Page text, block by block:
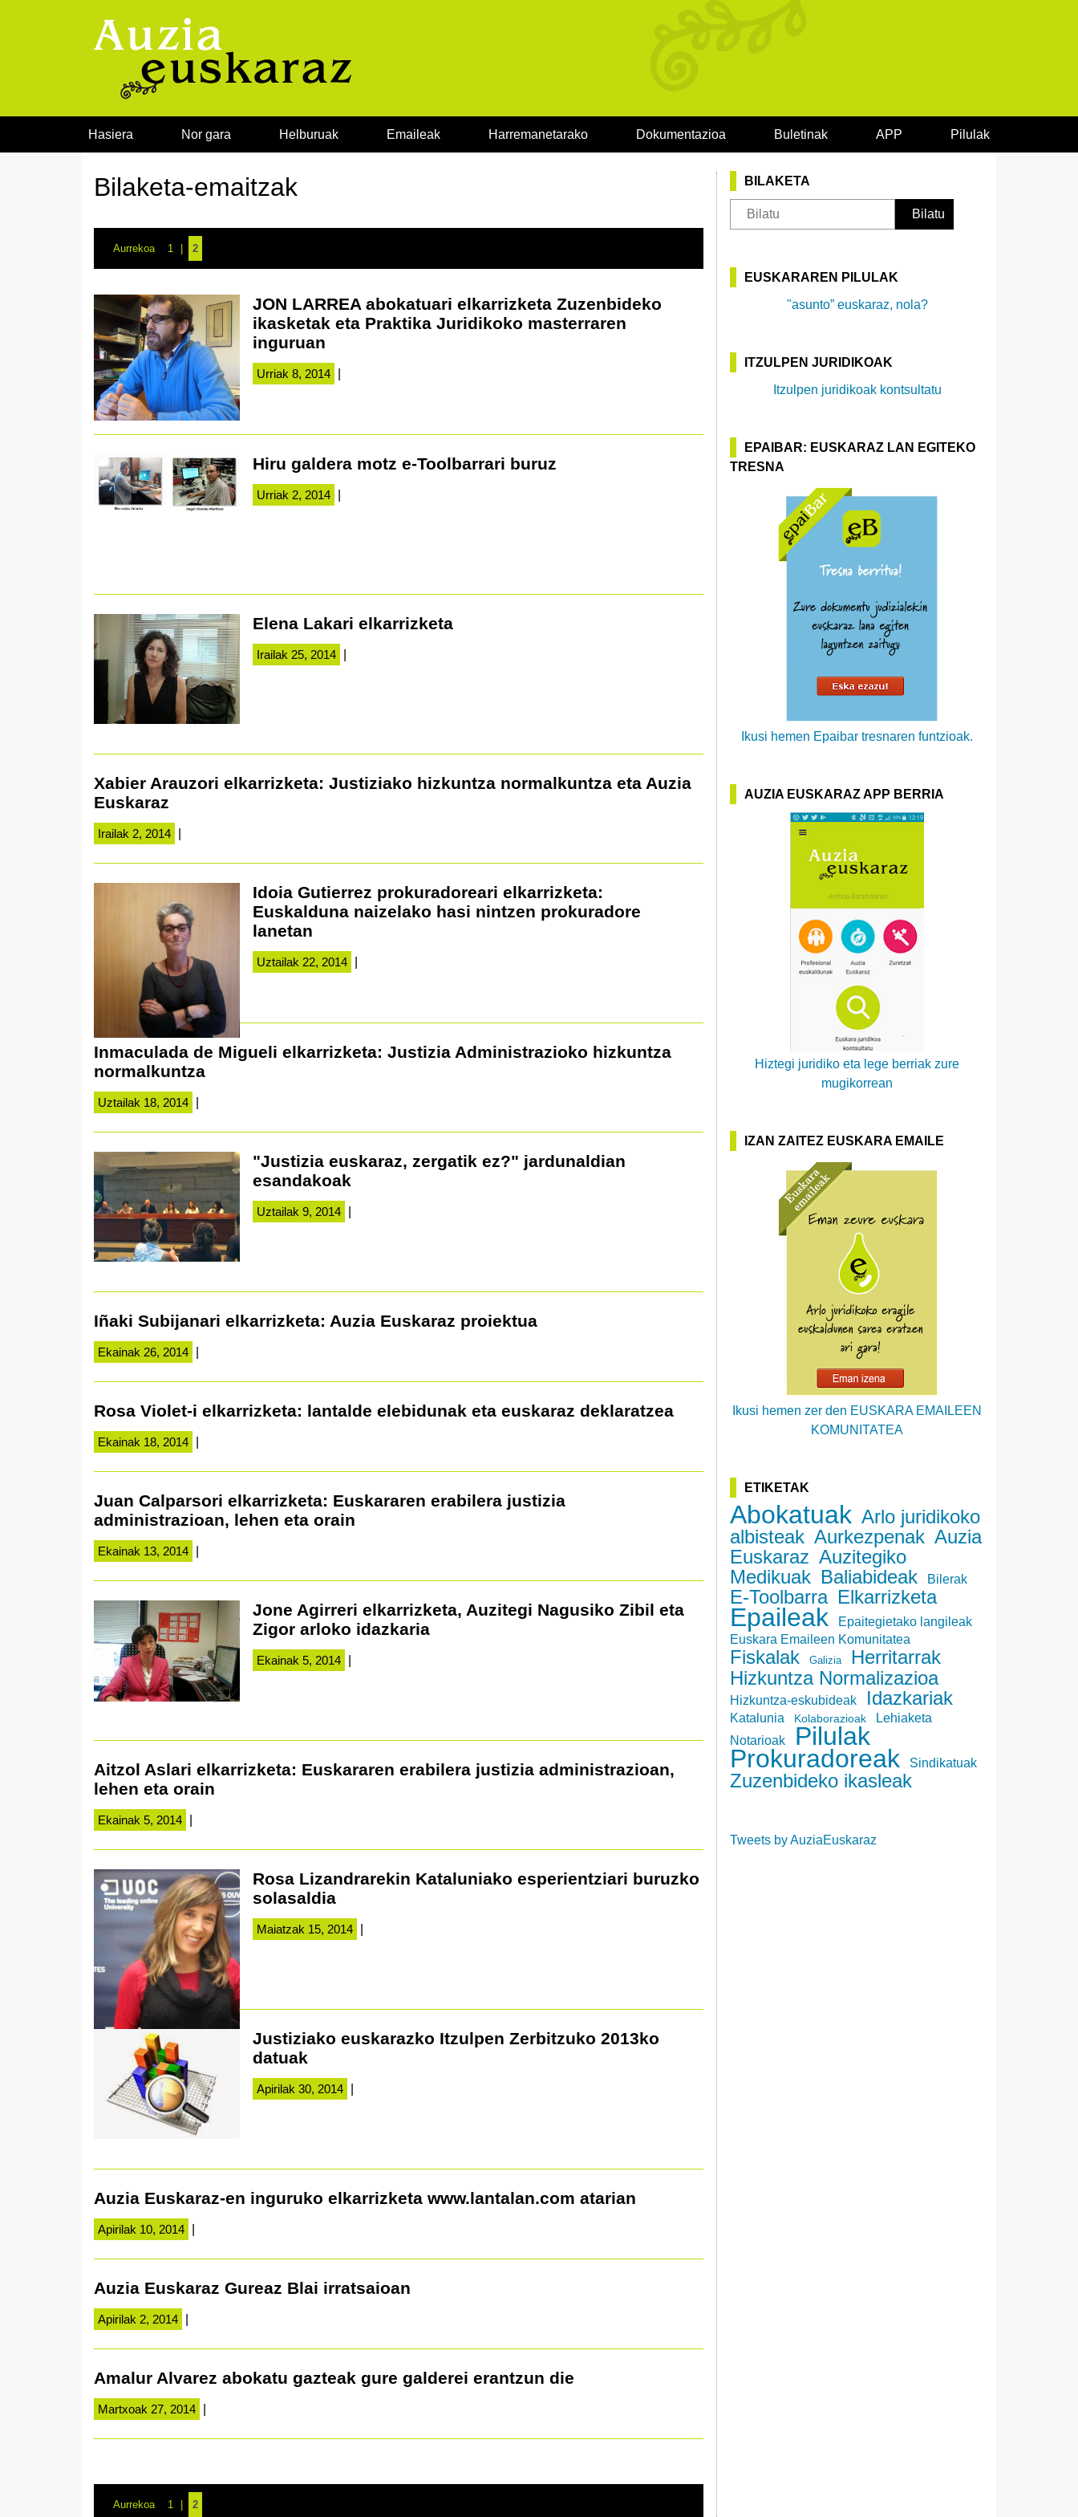
Hasiera Nor gara Helburuak Emaileak Harremanetarako Dokumentazioa Buletinak APP Pilulak
Bilaketa-emaitzak
Aurrekoa 1 2
JON LARREA abokatuari elkarrizketa Zuzenbideko
ikasketak eta Praktika Juridikoko masterraren
inguruan
Urriak 8, 2014
Hiru galdera motz e-Toolbarrari buruz
Urriak 2, 2014
Elena Lakari elkarrizketa
Irailak 25, 2014
Xabier Arauzori elkarrizketa: Justiziako hizkuntza normalkuntza eta Auzia
Euskaraz
Irailak 2, 2014
Idoia Gutierrez prokuradoreari elkarrizketa:
Euskalduna naizelako hasi nintzen prokuradore
lanetan
Uztailak 22, 2014
Inmaculada de Migueli elkarrizketa: Justizia Administrazioko hizkuntza
normalkuntza
Uztailak 18, 2014
"Justizia euskaraz, zergatik ez?" jardunaldian
esandakoak
Uztailak 9, 2014
Iñaki Subijanari elkarrizketa: Auzia Euskaraz proiektua
Ekainak 26, 2014
Rosa Violet-i elkarrizketa: lantalde elebidunak eta euskaraz deklaratzea
Ekainak 18, 2014
Juan Calparsori elkarrizketa: Euskararen erabilera justizia
administrazioan, lehen eta orain
Ekainak 13, 2014
Jone Agirreri elkarrizketa, Auzitegi Nagusiko Zibil eta
Zigor arloko idazkaria
Ekainak 5, 2014
Aitzol Aslari elkarrizketa: Euskararen erabilera justizia administrazioan,
lehen eta orain
Ekainak 5, 2014
Rosa Lizandrarekin Kataluniako esperientziari buruzko
solasaldia
Maiatzak 15, 2014
Justiziako euskarazko Itzulpen Zerbitzuko 2013ko
datuak
Apirilak 30, 2014
Auzia Euskaraz-en inguruko elkarrizketa www.lantalan.com atarian
Apirilak 10, 2014
Auzia Euskaraz Gureaz Blai irratsaioan
Apirilak 2, 2014
Amalur Alvarez abokatu gazteak gure galderei erantzun die
Martxoak 27, 2014
Aurrekoa 1 2
BILAKETA
EUSKARAREN PILULAK
"asunto” euskaraz, nola?
ITZULPEN JURIDIKOAK
Itzulpen juridikoak kontsultatu
EPAIBAR: EUSKARAZ LAN EGITEKO
TRESNA
Ikusi hemen Epaibar tresnaren funtzioak.
AUZIA EUSKARAZ APP BERRIA
Hiztegi juridiko eta lege berriak zure
mugikorrean
IZAN ZAITEZ EUSKARA EMAILE
Ikusi hemen zer den EUSKARA EMAILEEN
KOMUNITATEA
ETIKETAK
Abokatuak Arlo juridikoko
albisteak Aurkezpenak Auzia
Euskaraz Auzitegiko
Medikuak Baliabideak Bilerak
E-Toolbarra Elkarrizketa
Epaileak
Epaitegietako langileak
Euskara Emaileen Komunitatea
Fiskalak Galizia
Herritarrak
Hizkuntza Normalizazioa
Hizkuntza-eskubideak Idazkariak
Katalunia Kolaborazioak
Lehiaketa
Notarioak
Pilulak
Prokuradoreak Sindikatuak
Zuzenbideko ikasleak
Tweets by AuziaEuskaraz